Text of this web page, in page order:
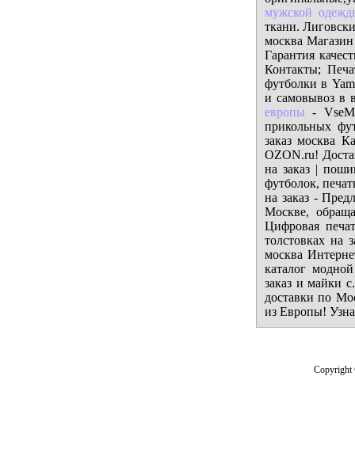
мужской
ткани.
москва
Гарантия
Контакты;
футболки в
и самовывоз в
европы -
прикольных
заказ москва
OZON.ru!
на заказ |
футболок,
на заказ -
Москве,
Цифровая
толстовках на
москва
каталог
заказ и майки
доставки по
из Европы!
Copyright